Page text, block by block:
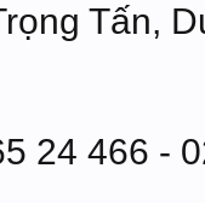
Tấn,
24 466 -